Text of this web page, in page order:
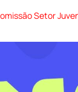
Setor